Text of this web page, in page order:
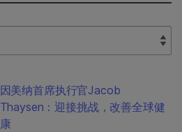
因美纳首席执行官Jacob
Thaysen：迎接挑战，改善全球健
康